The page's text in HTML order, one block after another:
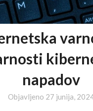
napadov
Objavljeno 27 junija,